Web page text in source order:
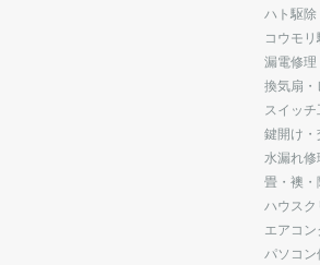
ハト駆除
コウモリ
漏電修理
換気扇
スイッチ
鍵開け・
水漏れ
畳・襖・
ハウス
エアコ
パソコン